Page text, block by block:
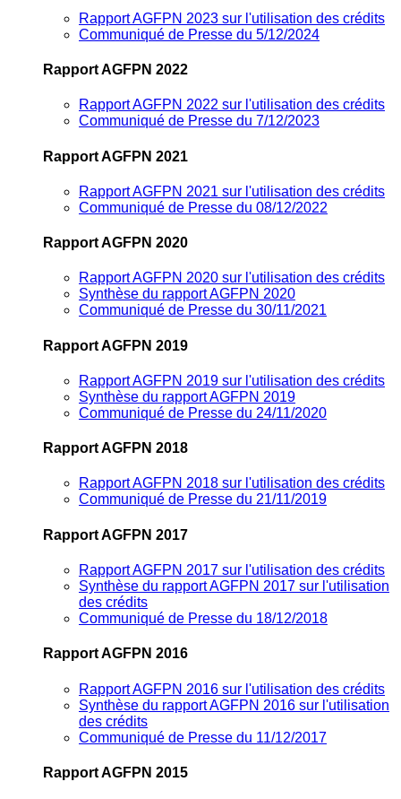
Rapport AGFPN 2023 sur l'utilisation des crédits
Communiqué de Presse du 5/12/2024
Rapport AGFPN 2022
Rapport AGFPN 2022 sur l'utilisation des crédits
Communiqué de Presse du 7/12/2023
Rapport AGFPN 2021
Rapport AGFPN 2021 sur l'utilisation des crédits
Communiqué de Presse du 08/12/2022
Rapport AGFPN 2020
Rapport AGFPN 2020 sur l'utilisation des crédits
Synthèse du rapport AGFPN 2020
Communiqué de Presse du 30/11/2021
Rapport AGFPN 2019
Rapport AGFPN 2019 sur l'utilisation des crédits
Synthèse du rapport AGFPN 2019
Communiqué de Presse du 24/11/2020
Rapport AGFPN 2018
Rapport AGFPN 2018 sur l'utilisation des crédits
Communiqué de Presse du 21/11/2019
Rapport AGFPN 2017
Rapport AGFPN 2017 sur l'utilisation des crédits
Synthèse du rapport AGFPN 2017 sur l'utilisation
des crédits
Communiqué de Presse du 18/12/2018
Rapport AGFPN 2016
Rapport AGFPN 2016 sur l'utilisation des crédits
Synthèse du rapport AGFPN 2016 sur l'utilisation
des crédits
Communiqué de Presse du 11/12/2017
Rapport AGFPN 2015